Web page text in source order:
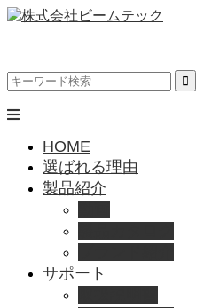
HOME
選ばれる理由
製品紹介
サポート